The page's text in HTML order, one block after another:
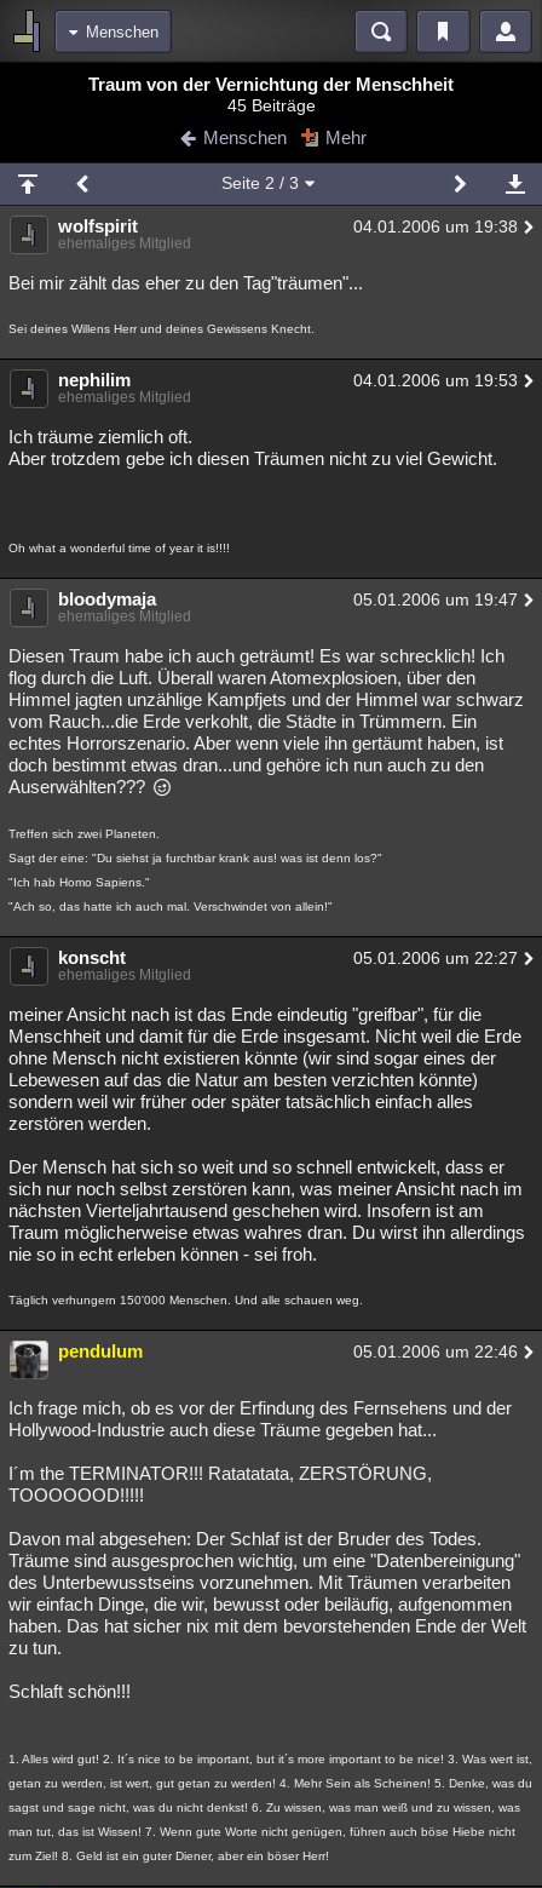
Menschen
Blogs
Chat Wiki Neuigkeiten
meine Rubriken
Menschen Wissenschaft Mystery Kriminalfälle
Spiritualität Verschwörungen Technologie
Natur Umfragen Unterhaltung
weitere Rubriken
Philosophie Träume
Astronomie Helpdesk Gruppen Gaming Filme
Lesenswert Schlüsselwörter
Traum von der Vernichtung der Menschheit
45 Beiträge
Menschen Mehr
Seite 2 / 3
wolfspirit 04.01.2006 um 19:38
ehemaliges Mitglied
Bei mir zählt das eher zu den Tag"träumen"...
Sei deines Willens Herr und deines Gewissens Knecht.
nephilim 04.01.2006 um 19:53
ehemaliges Mitglied
Ich träume ziemlich oft.
Aber trotzdem gebe ich diesen Träumen nicht zu viel Gewicht.
Oh what a wonderful time of year it is!!!!
bloodymaja 05.01.2006 um 19:47
ehemaliges Mitglied
Diesen Traum habe ich auch geträumt! Es war schrecklich! Ich
flog durch die Luft. Überall waren Atomexplosioen, über den
Himmel jagten unzählige Kampfjets und der Himmel war schwarz
vom Rauch...die Erde verkohlt, die Städte in Trümmern. Ein
echtes Horrorszenario. Aber wenn viele ihn gertäumt haben, ist
doch bestimmt etwas dran...und gehöre ich nun auch zu den
Auserwählten???
Treffen sich zwei Planeten.
Sagt der eine: "Du siehst ja furchtbar krank aus! was ist denn los?"
"Ich hab Homo Sapiens."
"Ach so, das hatte ich auch mal. Verschwindet von allein!"
konscht 05.01.2006 um 22:27
ehemaliges Mitglied
meiner Ansicht nach ist das Ende eindeutig "greifbar", für die
Menschheit und damit für die Erde insgesamt. Nicht weil die Erde
ohne Mensch nicht existieren könnte (wir sind sogar eines der
Lebewesen auf das die Natur am besten verzichten könnte)
sondern weil wir früher oder später tatsächlich einfach alles
zerstören werden.
Der Mensch hat sich so weit und so schnell entwickelt, dass er
sich nur noch selbst zerstören kann, was meiner Ansicht nach im
nächsten Vierteljahrtausend geschehen wird. Insofern ist am
Traum möglicherweise etwas wahres dran. Du wirst ihn allerdings
nie so in echt erleben können - sei froh.
Täglich verhungern 150'000 Menschen. Und alle schauen weg.
pendulum 05.01.2006 um 22:46
Ich frage mich, ob es vor der Erfindung des Fernsehens und der
Hollywood-Industrie auch diese Träume gegeben hat...
I´m the TERMINATOR!!! Ratatatata, ZERSTÖRUNG,
TOOOOOOD!!!!!
Davon mal abgesehen: Der Schlaf ist der Bruder des Todes.
Träume sind ausgesprochen wichtig, um eine "Datenbereinigung"
des Unterbewusstseins vorzunehmen. Mit Träumen verarbeiten
wir einfach Dinge, die wir, bewusst oder beiläufig, aufgenommen
haben. Das hat sicher nix mit dem bevorstehenden Ende der Welt
zu tun.
Schlaft schön!!!
1. Alles wird gut! 2. It´s nice to be important, but it´s more important to be nice! 3. Was wert ist,
getan zu werden, ist wert, gut getan zu werden! 4. Mehr Sein als Scheinen! 5. Denke, was du
sagst und sage nicht, was du nicht denkst! 6. Zu wissen, was man weiß und zu wissen, was
man tut, das ist Wissen! 7. Wenn gute Worte nicht genügen, führen auch böse Hiebe nicht
zum Ziel! 8. Geld ist ein guter Diener, aber ein böser Herr!